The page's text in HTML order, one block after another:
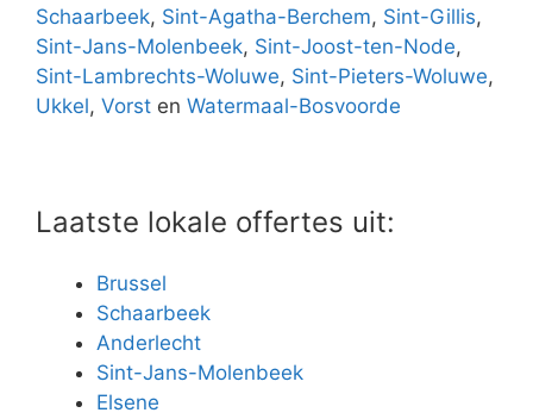
Schaarbeek, Sint-Agatha-Berchem, Sint-Gillis,
Sint-Jans-Molenbeek, Sint-Joost-ten-Node,
Sint-Lambrechts-Woluwe, Sint-Pieters-Woluwe,
Ukkel, Vorst en Watermaal-Bosvoorde
Laatste lokale offertes uit:
Brussel
Schaarbeek
Anderlecht
Sint-Jans-Molenbeek
Elsene